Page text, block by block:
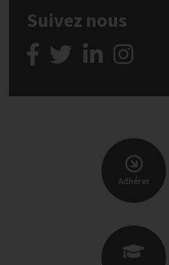
Suivez nous
Adhérer